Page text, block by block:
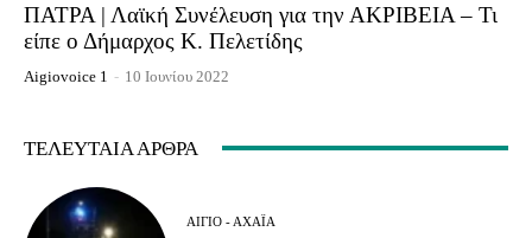
ΠΑΤΡΑ | Λαϊκή Συνέλευση για την ΑΚΡΙΒΕΙΑ – Τι
είπε ο Δήμαρχος Κ. Πελετίδης
Aigiovoice 1 - 10 Ιουνίου 2022
ΤΕΛΕΥΤΑΊΑ ΆΡΘΡΑ
ΑΊΓΙΟ - ΑΧΑΪ́Α